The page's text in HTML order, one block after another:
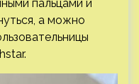
пальцами и
а можно